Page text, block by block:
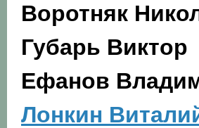
Воротняк
Губарь Виктор
Ефанов
Лонкин